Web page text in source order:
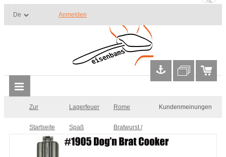
Anmelden
Zur
Startseite
Lagerfeuer
Spaß
Rome
Bratwurst /
Hot Dog
Kundenmeinungen